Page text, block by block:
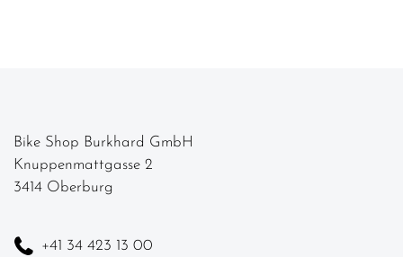
Bike Shop Burkhard GmbH
Knuppenmattgasse 2
3414 Oberburg
+41 34 423 13 00